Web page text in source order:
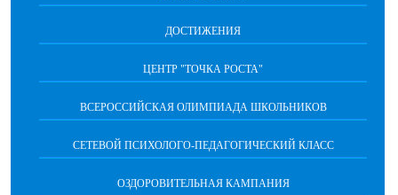
ДОСТИЖЕНИЯ
ЦЕНТР "ТОЧКА РОСТА"
ВСЕРОССИЙСКАЯ ОЛИМПИАДА ШКОЛЬНИКОВ
СЕТЕВОЙ ПСИХОЛОГО-ПЕДАГОГИЧЕСКИЙ КЛАСС
ОЗДОРОВИТЕЛЬНАЯ КАМПАНИЯ